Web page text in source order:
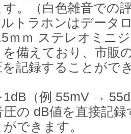
（白色雑音での
トラホンはデータ
ｍｍ ステレオミニ
えており、市販
を記録することがで
（例 55mV →
圧の dB値を直接記録
きます。